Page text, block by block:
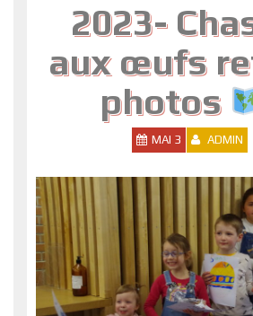
2023-
aux œufs
photos
MAI 3 ADMIN